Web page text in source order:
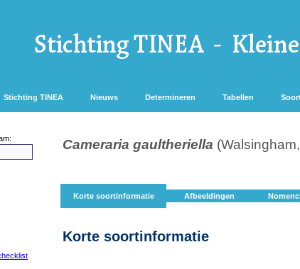
Stichting TINEA Nieuws Determineren Tabellen
Cameraria gaultheriella
Korte soortinformatie Afbeeldingen
Korte soortinformatie